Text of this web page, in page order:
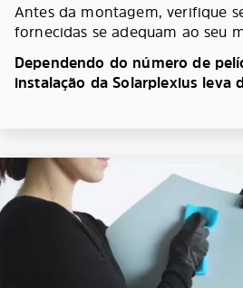
Antes da montagem, verifique
fornecidas se adequam ao seu
Dependendo do número de
instalação da Solarplexius leva